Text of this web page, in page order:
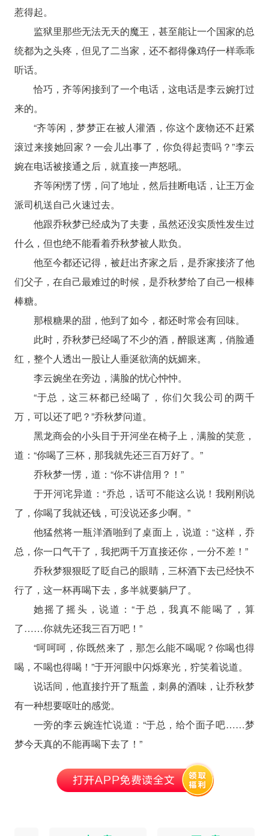
惹得起。
监狱里那些无法无天的魔王，甚至能让一个国家的总
统都为之头疼，但见了二当家，还不都得像鸡仔一样乖乖
听话。
恰巧，齐等闲接到了一个电话，这电话是李云婉打过
来的。
“齐等闲，梦梦正在被人灌酒，你这个废物还不赶紧
滚过来接她回家？一会儿出事了，你负得起责吗？”李云
婉在电话被接通之后，就直接一声怒吼。
齐等闲愣了愣，问了地址，然后挂断电话，让王万金
派司机送自己火速过去。
他跟乔秋梦已经成为了夫妻，虽然还没实质性发生过
什么，但也绝不能看着乔秋梦被人欺负。
他至今都还记得，被赶出齐家之后，是乔家接济了他
们父子，在自己最难过的时候，是乔秋梦给了自己一根棒
棒糖。
那根糖果的甜，他到了如今，都还时常会有回味。
此时，乔秋梦已经喝了不少的酒，醉眼迷离，俏脸通
红，整个人透出一股让人垂涎欲滴的妩媚来。
李云婉坐在旁边，满脸的忧心忡忡。
“于总，这三杯都已经喝了，你们欠我公司的两千
万，可以还了吧？”乔秋梦问道。
黑龙商会的小头目于开河坐在椅子上，满脸的笑意，
道：“你喝了三杯，那我就先还三百万好了。”
乔秋梦一愣，道：“你不讲信用？！”
于开河诧异道：“乔总，话可不能这么说！我刚刚说
了，你喝了我就还钱，可没说还多少啊。”
他猛然将一瓶洋酒啪到了桌面上，说道：“这样，乔
总，你一口气干了，我把两千万直接还你，一分不差！”
乔秋梦狠狠眨了眨自己的眼睛，三杯酒下去已经快不
行了，这一杯再喝下去，多半就要躺尸了。
她摇了摇头，说道：“于总，我真不能喝了，算
了……你就先还我三百万吧！”
“呵呵呵，你既然来了，那怎么能不喝呢？你喝也得
喝，不喝也得喝！”于开河眼中闪烁寒光，狞笑着说道。
说话间，他直接拧开了瓶盖，刺鼻的酒味，让乔秋梦
有一种想要呕吐的感觉。
一旁的李云婉连忙说道：“于总，给个面子吧……梦
梦今天真的不能再喝下去了！”